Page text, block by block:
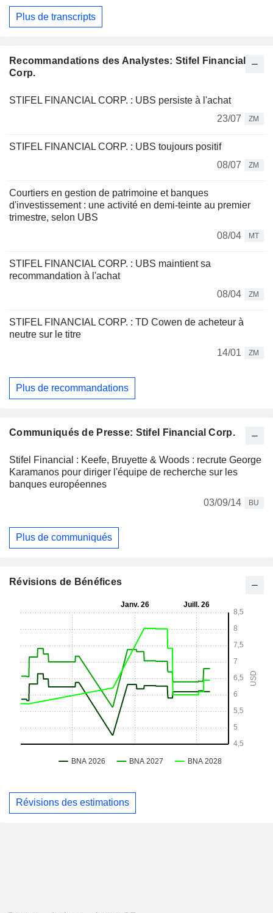
Plus de transcripts
Recommandations des Analystes: Stifel Financial
Corp.
STIFEL FINANCIAL CORP. : UBS persiste à l'achat
23/07
ZM
STIFEL FINANCIAL CORP. : UBS toujours positif
08/07
ZM
Courtiers en gestion de patrimoine et banques
d'investissement : une activité en demi-teinte au premier
trimestre, selon UBS
08/04
MT
STIFEL FINANCIAL CORP. : UBS maintient sa
recommandation à l'achat
08/04
ZM
STIFEL FINANCIAL CORP. : TD Cowen de acheteur à
neutre sur le titre
14/01
ZM
Plus de recommandations
Communiqués de Presse: Stifel Financial Corp.
Stifel Financial : Keefe, Bruyette & Woods : recrute George
Karamanos pour diriger l'équipe de recherche sur les
banques européennes
03/09/14
BU
Plus de communiqués
Révisions de Bénéfices
Révisions des estimations